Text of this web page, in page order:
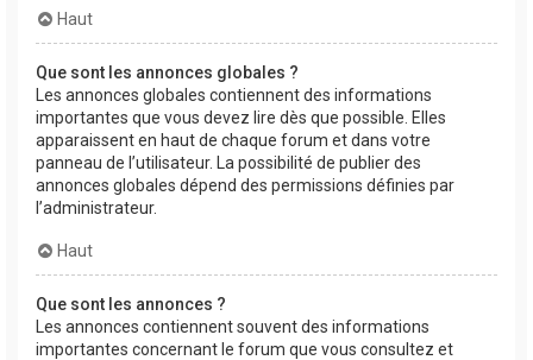
Haut
Que sont les annonces globales ?
Les annonces globales contiennent des informations
importantes que vous devez lire dès que possible. Elles
apparaissent en haut de chaque forum et dans votre
panneau de l’utilisateur. La possibilité de publier des
annonces globales dépend des permissions définies par
l’administrateur.
Haut
Que sont les annonces ?
Les annonces contiennent souvent des informations
importantes concernant le forum que vous consultez et